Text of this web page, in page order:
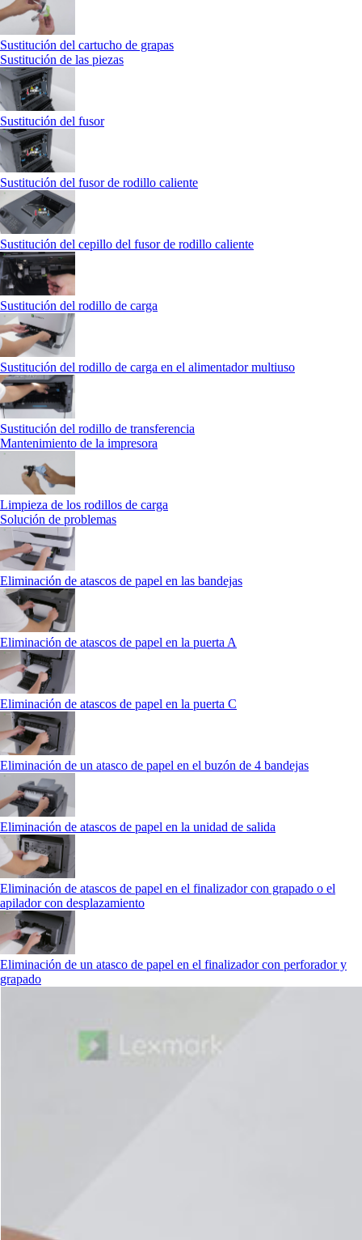
Sustitución del cartucho de grapas
Sustitución de las piezas
Sustitución del fusor
Sustitución del fusor de rodillo caliente
Sustitución del cepillo del fusor de rodillo caliente
Sustitución del rodillo de carga
Sustitución del rodillo de carga en el alimentador multiuso
Sustitución del rodillo de transferencia
Mantenimiento de la impresora
Limpieza de los rodillos de carga
Solución de problemas
Eliminación de atascos de papel en las bandejas
Eliminación de atascos de papel en la puerta A
Eliminación de atascos de papel en la puerta C
Eliminación de un atasco de papel en el buzón de 4 bandejas
Eliminación de atascos de papel en la unidad de salida
Eliminación de atascos de papel en el finalizador con grapado o el
apilador con desplazamiento
Eliminación de un atasco de papel en el finalizador con perforador y
grapado